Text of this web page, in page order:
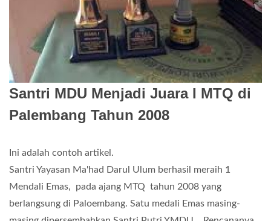
Santri MDU Menjadi Juara I MTQ di
Palembang Tahun 2008
Ini adalah contoh artikel.
Santri Yayasan Ma'had Darul Ulum berhasil meraih 1
Mendali Emas, pada ajang MTQ tahun 2008 yang
berlangsung di Paloembang. Satu medali Emas masing-